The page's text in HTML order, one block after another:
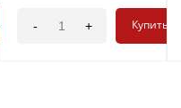
- + Купить